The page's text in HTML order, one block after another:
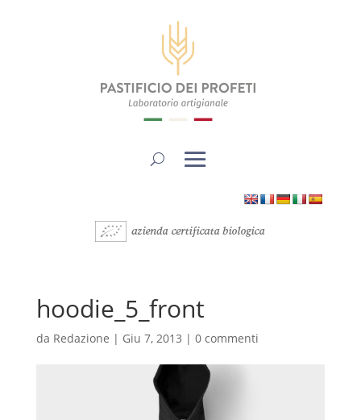
hoodie_5_front
da Redazione | Giu 7, 2013 | 0 commenti